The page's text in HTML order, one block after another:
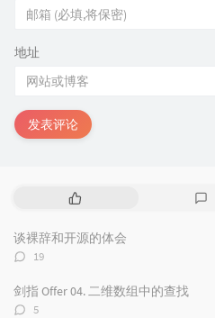
地址
发表评论
热
文
章
谈裸辞和开源的体会
评
数：
19
剑指 Offer 04. 二维数组中的查找
评
5